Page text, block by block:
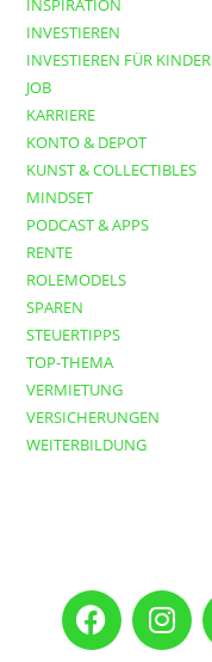
INSPIRATION
INVESTIEREN
INVESTIEREN FÜR KINDER
JOB
KARRIERE
KONTO & DEPOT
KUNST & COLLECTIBLES
MINDSET
PODCAST & APPS
RENTE
ROLEMODELS
SPAREN
STEUERTIPPS
TOP-THEMA
VERMIETUNG
VERSICHERUNGEN
WEITERBILDUNG